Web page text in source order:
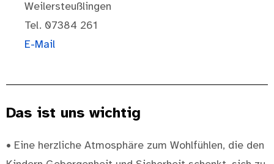
Weilersteußlingen
Tel. 07384 261
E-Mail
Das ist uns wichtig
• Eine herzliche Atmosphäre zum Wohlfühlen, die den